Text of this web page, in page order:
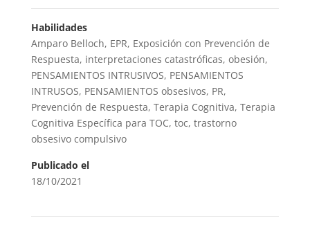
Habilidades
Amparo Belloch, EPR, Exposición con Prevención de
Respuesta, interpretaciones catastróficas, obesión,
PENSAMIENTOS INTRUSIVOS, PENSAMIENTOS
INTRUSOS, PENSAMIENTOS obsesivos, PR,
Prevención de Respuesta, Terapia Cognitiva, Terapia
Cognitiva Específica para TOC, toc, trastorno
obsesivo compulsivo
Publicado el
18/10/2021